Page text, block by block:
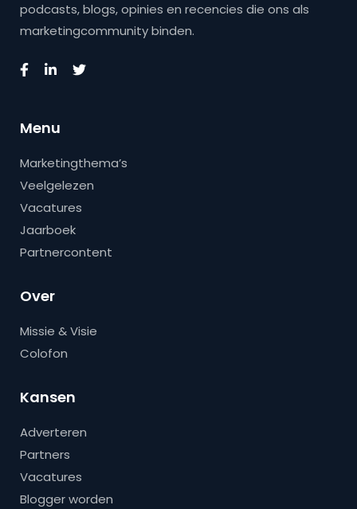
podcasts, blogs, opinies en recencies die ons als
marketingcommunity binden.
Menu
Marketingthema’s
Veelgelezen
Vacatures
Jaarboek
Partnercontent
Over
Missie & Visie
Colofon
Kansen
Adverteren
Partners
Vacatures
Blogger worden